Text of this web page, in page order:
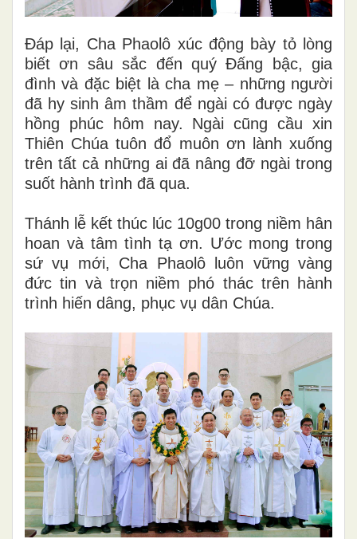
Đáp lại, Cha Phaolô xúc động bày tỏ lòng
biết ơn sâu sắc đến quý Đấng bậc, gia
đình và đặc biệt là cha mẹ – những người
đã hy sinh âm thầm để ngài có được ngày
hồng phúc hôm nay. Ngài cũng cầu xin
Thiên Chúa tuôn đổ muôn ơn lành xuống
trên tất cả những ai đã nâng đỡ ngài trong
suốt hành trình đã qua.
Thánh lễ kết thúc lúc 10g00 trong niềm hân
hoan và tâm tình tạ ơn. Ước mong trong
sứ vụ mới, Cha Phaolô luôn vững vàng
đức tin và trọn niềm phó thác trên hành
trình hiến dâng, phục vụ dân Chúa.